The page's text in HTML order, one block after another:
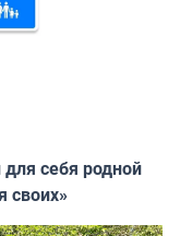
себя родной
своих»